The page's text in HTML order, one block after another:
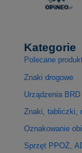
Kategorie
Polecane
Znaki drogowe
Urządzenia BRD
Znaki, tabliczki,
Oznakowanie
Sprzęt PPOŻ,